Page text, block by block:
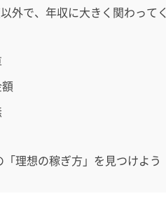
外で、年収に大きく関わって
理想の稼ぎ方」を見つけよう